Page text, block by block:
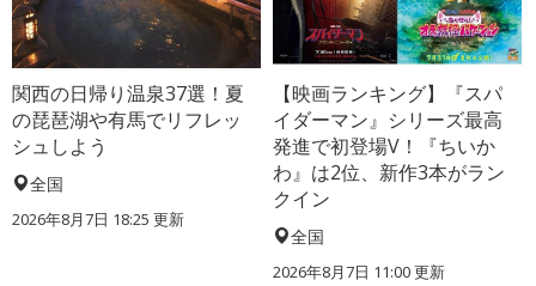
関西の日帰り温泉37選！夏
の琵琶湖や有馬でリフレッ
シュしよう
全国
2026年8月7日 18:25 更新
【映画ランキング】『スパ
イダーマン』シリーズ最高
発進で初登場V！『ちいか
わ』は2位、新作3本がラン
クイン
全国
2026年8月7日 11:00更新